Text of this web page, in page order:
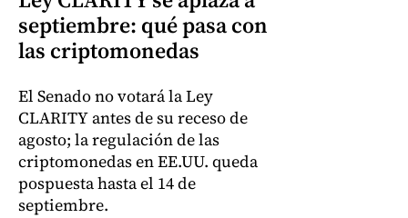
septiembre: qué pasa con
las criptomonedas
El Senado no votará la Ley
CLARITY antes de su receso de
agosto; la regulación de las
criptomonedas en EE.UU. queda
pospuesta hasta el 14 de
septiembre.